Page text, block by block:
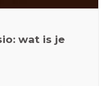
wat is je